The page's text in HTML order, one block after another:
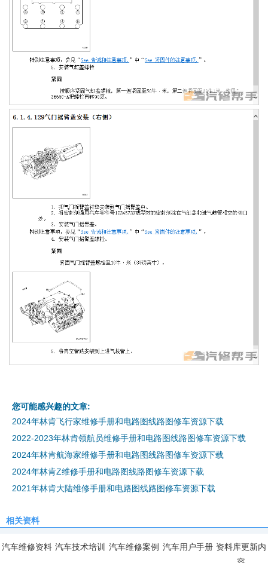
您可能感兴趣的文章:
2024年林肯飞行家维修手册和电路图线路图修车资源下载
2022-2023年林肯领航员维修手册和电路图线路图修车资源下载
2024年林肯航海家维修手册和电路图线路图修车资源下载
2024年林肯Z维修手册和电路图线路图修车资源下载
2021年林肯大陆维修手册和电路图线路图修车资源下载
相关资料
汽车维修资料 汽车技术培训 汽车维修案例 汽车用户手册 资料库更新内